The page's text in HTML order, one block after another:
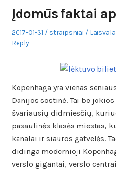
Įdomūs faktai
Posted
on
2017-01-31 Author
straipsniai
Posted
Reply
Kopenhaga yra vienas
Danijos sostinė. Tai be
švariausių didmiesčių,
pasaulinės klasės miestas,
kanalai ir siauros gatvelės.
didinga modernioji
verslo gigantai, verslo